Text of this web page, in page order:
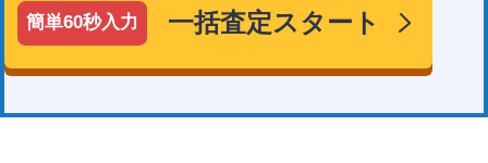
一括査定スタート